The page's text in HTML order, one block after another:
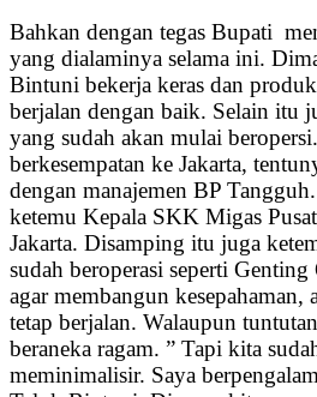
Bahkan dengan tegas Bupati
yang dialaminya selama ini.
Bintuni bekerja keras dan
berjalan dengan baik. Selain itu
yang sudah akan mulai
berkesempatan ke Jakarta,
dengan manajemen BP
ketemu Kepala SKK Migas
Jakarta. Disamping itu juga
sudah beroperasi seperti
agar membangun kesepahaman,
tetap berjalan. Walaupun
beraneka ragam. ” Tapi kita
meminimalisir. Saya